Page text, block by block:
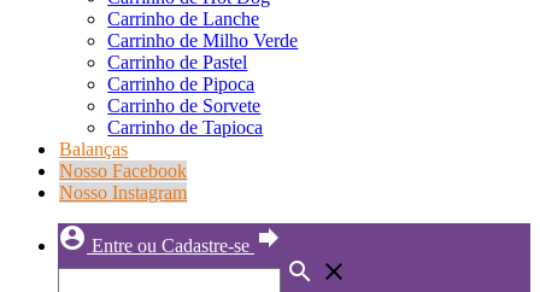
Carrinho de Lanche
Carrinho de Milho Verde
Carrinho de Pastel
Carrinho de Pipoca
Carrinho de Sorvete
Carrinho de Tapioca
Balanças
Nosso Facebook
Nosso Instagram
account_circle Entre ou Cadastre-se forward
search close